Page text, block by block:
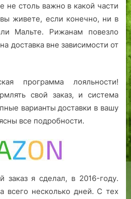
не столь важно в какой части
живете, если конечно, ни в
Мальте. Рижанам повезло
доставка вне зависимости от
программа лояльности!
свой заказ, и система
варианты доставки в вашу
все подробности.
заказ я сделал, в 2016-году.
всего несколько дней. С тех